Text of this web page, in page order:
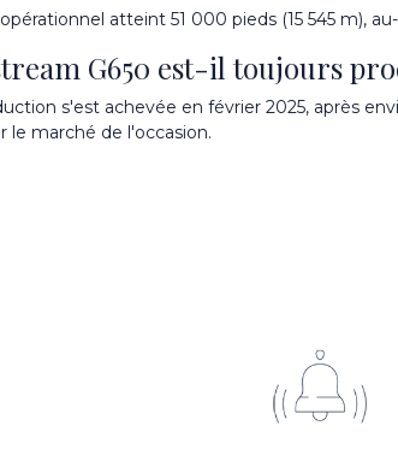
atteint 51 000 pieds (15 545 m),
G650 est-il toujours
s'est achevée en février 2025, après
le marché de l'occasion.